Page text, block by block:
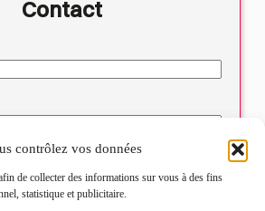
contrôlez vos données
de collecter des informations sur vous à des fins
statistique et publicitaire.
Contact